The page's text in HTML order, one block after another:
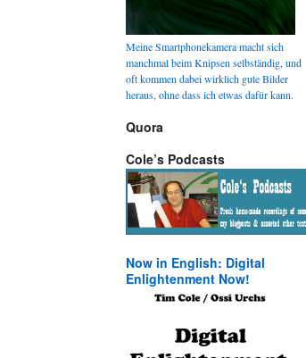
Meine Smartphonekamera macht sich
manchmal beim Knipsen selbständig, und
oft kommen dabei wirklich gute Bilder
heraus, ohne dass ich etwas dafür kann.
Quora
Cole’s Podcasts
Now in English: Digital
Enlightenment Now!